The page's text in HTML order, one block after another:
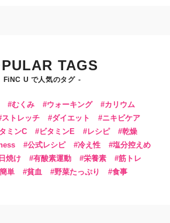
TAGS
FiNC U で人気のタグ
むくみ ウォーキング
カリウム
ストレッチ ダイエット
ニキビケア
ミンC ビタミンE レシピ
乾燥
公式レシピ 冷え性
塩分控えめ
焼け 有酸素運動 栄養素
筋トレ
簡単 貧血 野菜たっぷり 食事